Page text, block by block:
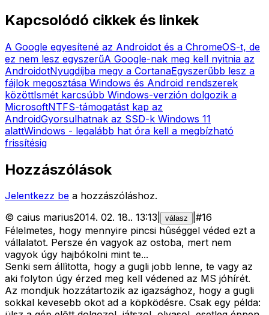
Kapcsolódó cikkek és linkek
A Google egyesítené az Androidot és a ChromeOS-t, de
ez nem lesz egyszerűA Google-nak meg kell nyitnia az
AndroidotNyugdíjba megy a CortanaEgyszerűbb lesz a
fájlok megosztása Windows és Android rendszerek
közöttIsmét karcsúbb Windows-verzión dolgozik a
MicrosoftNTFS-támogatást kap az
AndroidGyorsulhatnak az SSD-k Windows 11
alattWindows - legalább hat óra kell a megbízható
frissítésig
Hozzászólások
Jelentkezz be a hozzászóláshoz.
© caius marius2014. 02. 18.. 13:13 válasz #16
Félelmetes, hogy mennyire pincsi hûséggel véded ezt a
vállalatot. Persze én vagyok az ostoba, mert nem
vagyok úgy hajbókolni mint te...
Senki sem állìtotta, hogy a gugli jobb lenne, te vagy az
aki folyton úgy érzed meg kell védened az MS jóhírét.
Az mondjuk hozzátartozik az igazsághoz, hogy a gugli
sokkal kevesebb okot ad a köpködésre. Csak egy példa: